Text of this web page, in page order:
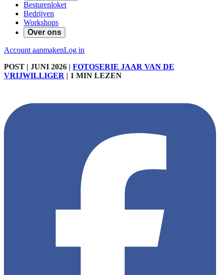
Besturenloket
Bedrijven
Workshops
Over ons
Account aanmakenLog in
POST | JUNI 2026 | FOTOSERIE JAAR VAN DE
VRIJWILLIGER | 1 MIN LEZEN